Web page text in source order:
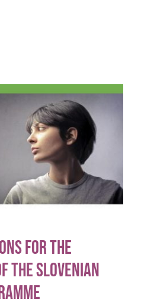
for the
the Slovenian
programme
for the
the Slovenian